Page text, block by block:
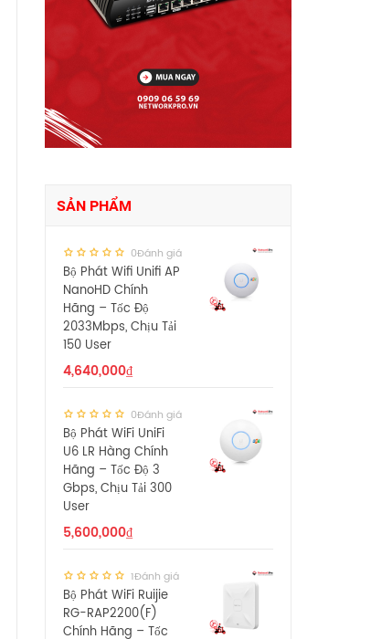
SẢN PHẨM
0Đánh giá
Bộ Phát Wifi Unifi AP
NanoHD Chính
Hãng – Tốc Độ
2033Mbps, Chịu Tải
150 User
4,640,000₫
0Đánh giá
Bộ Phát WiFi UniFi
U6 LR Hàng Chính
Hãng – Tốc Độ 3
Gbps, Chịu Tải 300
User
5,600,000₫
1Đánh giá
Bộ Phát WiFi Ruijie
RG-RAP2200(F)
Chính Hãng – Tốc